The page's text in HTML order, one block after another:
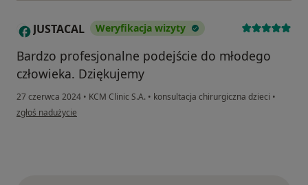
J JUSTACAL Weryfikacja wizyty
Bardzo profesjonalne podejście do młodego
człowieka. Dziękujemy
27 czerwca 2024 • KCM Clinic S.A. • konsultacja chirurgiczna dzieci •
w opinii użytkownika JUSTACAL
zgłoś nadużycie